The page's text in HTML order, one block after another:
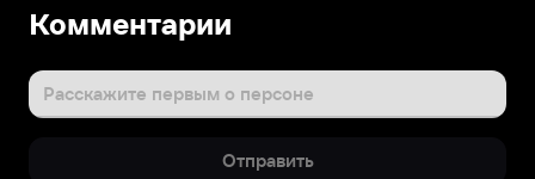
Комментарии
Расскажите первым о персоне
Отправить